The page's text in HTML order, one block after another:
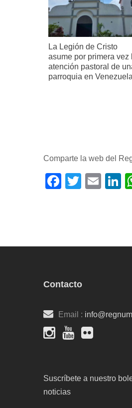
La Legión de Cristo
asume por primera vez
atención pastoral de
parroquia en Venezuela
Comparte la web del
Facebook
Twitter
Contacto
Email :
Suscríbete a nuestro
noticias